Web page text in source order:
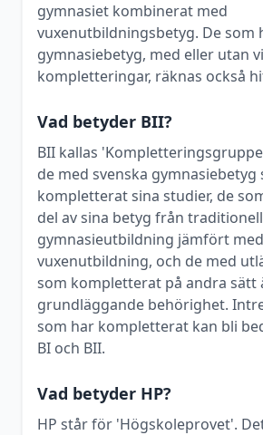
gymnasiet kombinerat med
vuxenutbildningsbetyg. De som
gymnasiebetyg, med eller utan
kompletteringar, räknas också
Vad betyder BII?
BII kallas
de med svenska gymnasiebetyg
kompletterat sina studier, de
del av sina betyg från traditionell
gymnasieutbildning jämfört med
vuxenutbildning, och de med
som kompletterat på andra sätt
grundläggande behörighet.
som har kompletterat kan bli
BI och BII.
Vad betyder HP?
HP står för 'Högskoleprovet'.